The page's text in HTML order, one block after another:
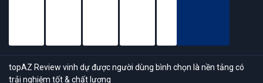
topAZ Review vinh dự được người dùng bình chọn là nền tảng có
trải nghiệm tốt & chất lượng